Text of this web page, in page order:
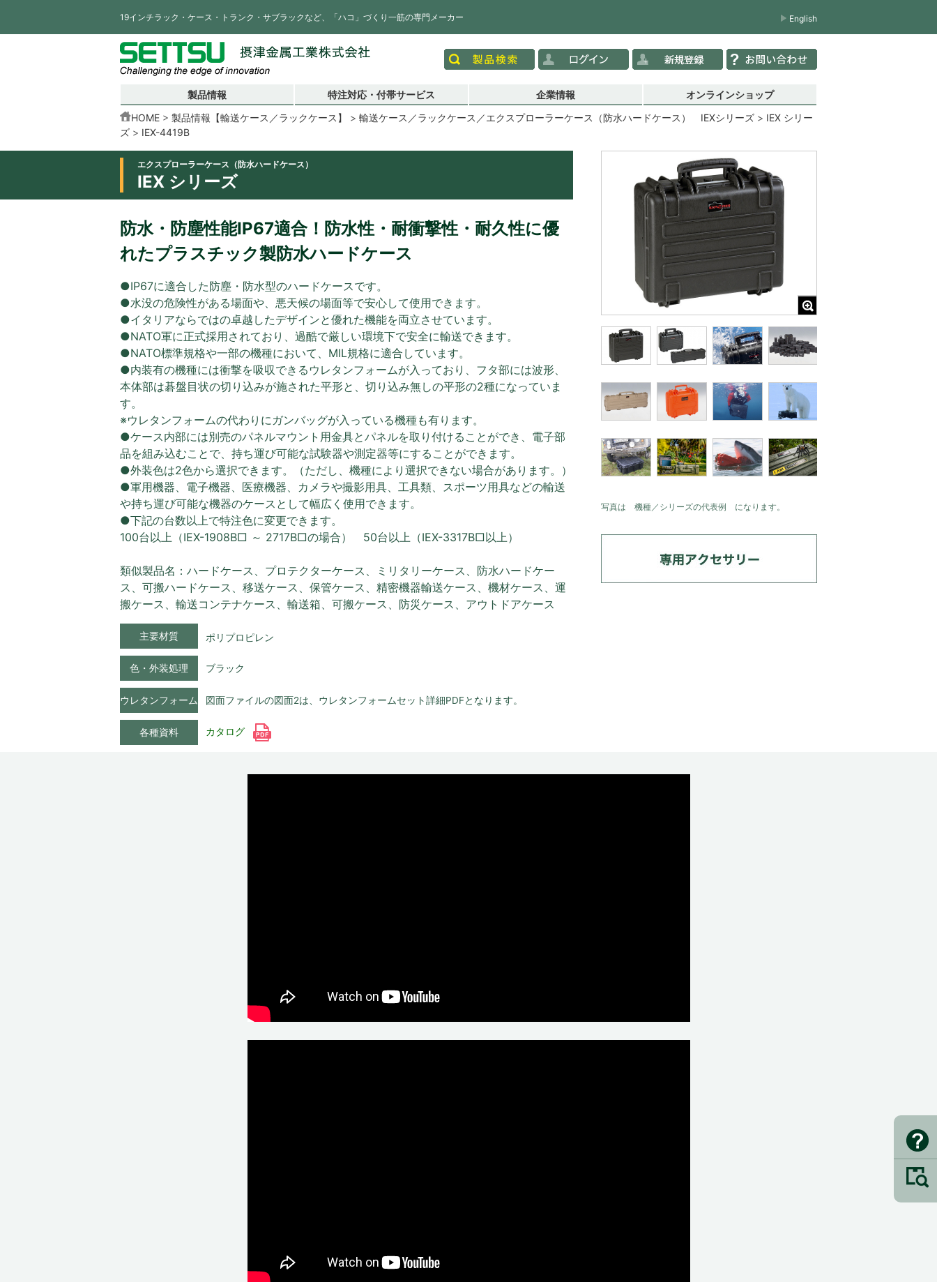
19インチラック・ケース・トランク・サブラックなど、「ハコ」づくり一筋の専門メーカー English
製品情報 特注対応・付帯サービス 企業情報 オンラインショップ
HOME 製品情報【輸送ケース／ラックケース】 輸送ケース／ラックケース／エクスプローラーケース（防水ハードケース） IEXシリーズ
IEX シリー
ズ
IEX-4419B
エクスプローラーケース（防水ハードケース）
IEX シリーズ
防水・防塵性能IP67適合！防水性・耐衝撃性・耐久性に優
れたプラスチック製防水ハードケース
●IP67に適合した防塵・防水型のハードケースです。
●水没の危険性がある場面や、悪天候の場面等で安心して使用できます。
●イタリアならではの卓越したデザインと優れた機能を両立させています。
●NATO軍に正式採用されており、過酷で厳しい環境下で安全に輸送できます。
●NATO標準規格や一部の機種において、MIL規格に適合しています。
●内装有の機種には衝撃を吸収できるウレタンフォームが入っており、フタ部には波形、
本体部は碁盤目状の切り込みが施された平形と、切り込み無しの平形の2種になっていま
す。
※ウレタンフォームの代わりにガンバッグが入っている機種も有ります。
●ケース内部には別売のパネルマウント用金具とパネルを取り付けることができ、電子部
品を組み込むことで、持ち運び可能な試験器や測定器等にすることができます。
●外装色は2色から選択できます。（ただし、機種により選択できない場合があります。）
●軍用機器、電子機器、医療機器、カメラや撮影用具、工具類、スポーツ用具などの輸送
や持ち運び可能な機器のケースとして幅広く使用できます。
●下記の台数以上で特注色に変更できます。
100台以上（IEX-1908B□ ～ 2717B□の場合） 50台以上（IEX-3317B□以上）
類似製品名：ハードケース、プロテクターケース、ミリタリーケース、防水ハードケー
ス、可搬ハードケース、移送ケース、保管ケース、精密機器輸送ケース、機材ケース、運
搬ケース、輸送コンテナケース、輸送箱、可搬ケース、防災ケース、アウトドアケース
主要材質 ポリプロピレン
色・外装処理 ブラック
ウレタンフォーム 図面ファイルの図面2は、ウレタンフォームセット詳細PDFとなります。
各種資料 カタログ
写真は 機種／シリーズの代表例 になります。